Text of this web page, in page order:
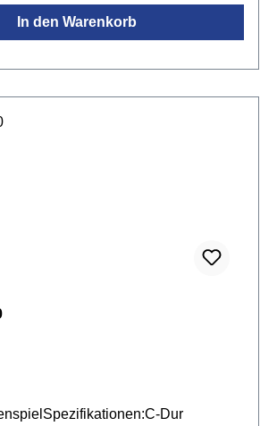
Klangstab-Auflagen für lange
2 Schlägel CS 44
In den Warenkorb
Dur